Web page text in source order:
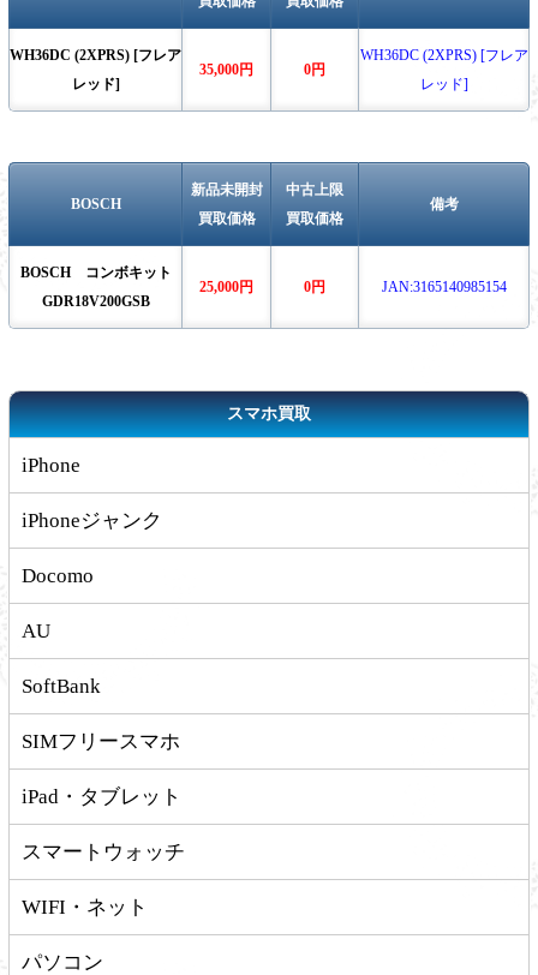
WH36DC (2XPRS) [フレア
レッド]
35,000円 0円
WH36DC (2XPRS) [フレア
レッド]
BOSCH
新品未開封
買取価格
中古上限
買取価格
備考
BOSCH コンボキット
GDR18V200GSB
25,000円 0円 JAN:3165140985154
スマホ買取
iPhone
iPhoneジャンク
Docomo
AU
SoftBank
SIMフリースマホ
iPad・タブレット
スマートウォッチ
WIFI・ネット
パソコン